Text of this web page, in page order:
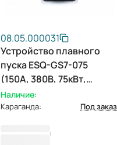
08.05.000031
Устройство плавного
пуска ESQ-GS7-075
(150А, 380В, 75кВт,
встроенный
шунтирующий
Наличие:
Караганда: Под заказ